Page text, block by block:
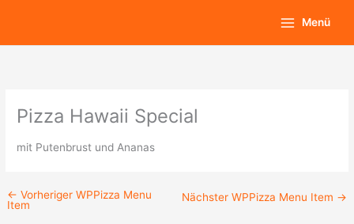
springen
Main
Menu
Menü
Pizza Hawaii Special
mit Putenbrust und Ananas
← Vorheriger WPPizza Menu
Item
Nächster WPPizza Menu Item →